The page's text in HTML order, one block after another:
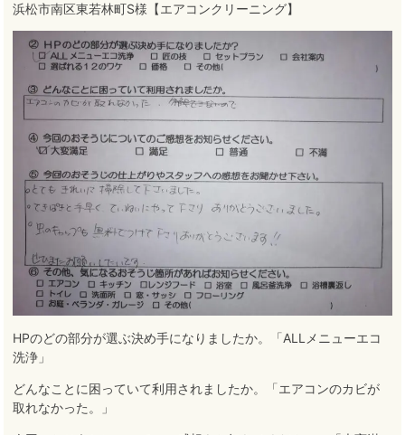
浜松市南区東若林町S様【エアコンクリーニング】
HPのどの部分が選ぶ決め手になりましたか。「ALLメニューエコ
洗浄」
どんなことに困っていて利用されましたか。「エアコンのカビが
取れなかった。」